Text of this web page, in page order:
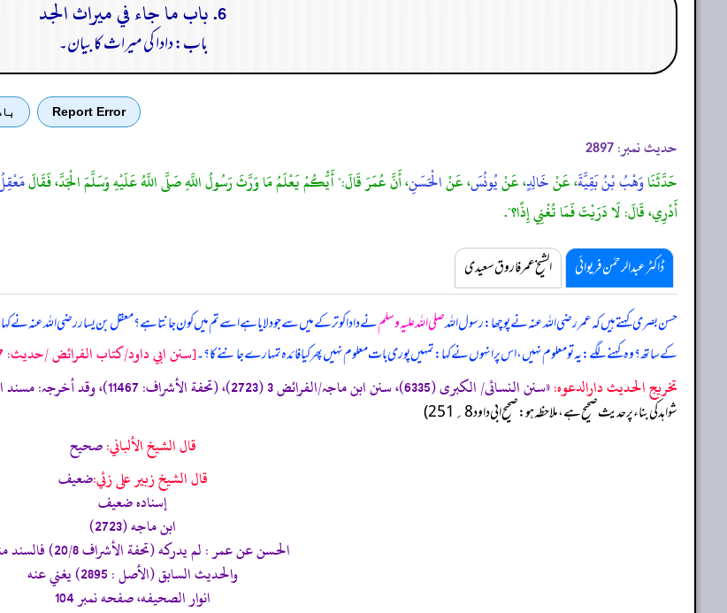
6. باب ما جاء في ميراث الجد
باب: دادا کی میراث کا بیان۔
Report Error
حدیث نمبر: 2897
حَدَّثَنَاوَهْبُ بْنُ بَقِيَّةَ، عَنْخَالِدٍ، عَنْيُونُسَ، عَنْالْحَسَنِ، أَنَّ عُمَرَ قَالَ:" أَيُّكُمْ يَعْلَمُ مَا وَرَّثَ رَسُولُ اللَّهِ صَلَّى اللَّهُ عَلَيْهِ وَسَلَّمَ الْجَدَّ، فَقَالَ
أَدْرِي، قَالَ: لَا دَرَيْتَ فَمَا تُغْنِي إِذًا؟".
ڈاکٹر عبدالرحمٰن فریوائی الشیخ عمر فاروق سعیدی
حسن بصری کہتے ہیں کہعمر رضی اللہ عنہ نے پوچھا: رسول اللہصلی اللہ علیہ وسلمنے دادا کو ترکے میں سے جو دلایا ہے اسے تم میں کون جانتا ہے؟ معقل بن یسار رضی اللہ عنہ نے
کے ساتھ؟ وہ کہنے لگے: یہ تو معلوم نہیں، اس پر انہوں نے کہا: تمہیں پوری بات معلوم نہیں پھر کیا فائدہ تمہارے جاننے کا؟۔[سنن ابي داود/كتاب الفرائض /حدیث: 2897]
تخریج الحدیث دارالدعوہ:«‏‏‏‏سنن النسائی/ الکبری (6335)، سنن ابن ماجہ/الفرائض 3 (2723)، (تحفة الأشراف: 11467)، وقد أخرجہ: مسند احمد (5/27) (صحیح)»
شواہد کی بناء پر حدیث صحیح ہے، ملاحظہ ہو: صحیح ابی داود 8؍ 251)
قال الشيخ الألباني:صحيح
قال الشيخ زبير على زئي:ضعيف
إسناده ضعيف
ابن ماجه (2723)
الحسن عن عمر : لم يدركه (تحفة الأشراف 20/8) فالسند منقطع
والحديث السابق (الأصل : 2895) يغني عنه
انوار الصحيفه، صفحه نمبر 104